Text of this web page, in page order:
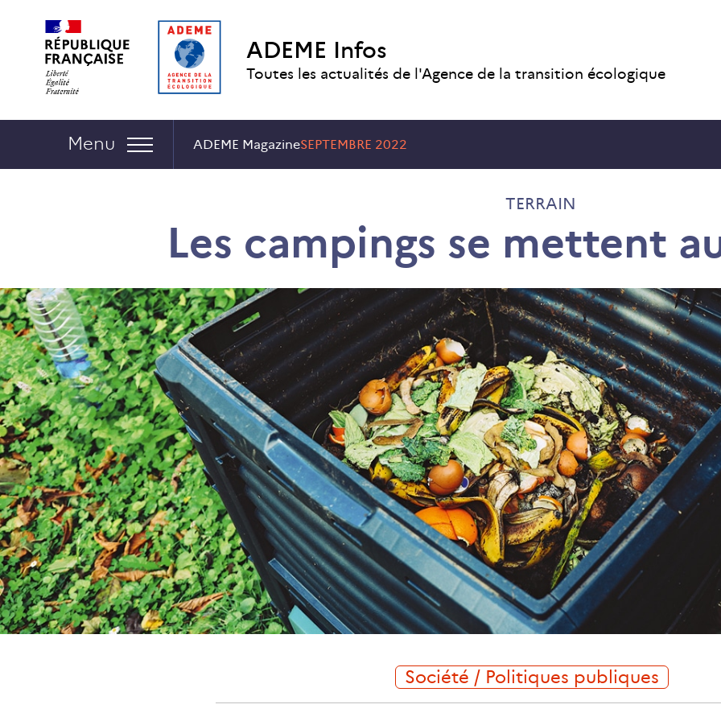
contenu
menu
cookies
ADEME Infos
Toutes les actualités de l'Agence de la transition écologique
Navigation :
Menu ADEME MagazineSEPTEMBRE 2022
TERRAIN
Les campings se mettent
Société / Politiques publiques